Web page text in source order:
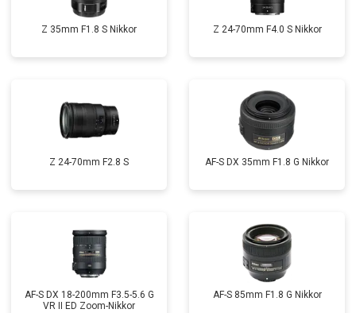
Z 35mm F1.8 S Nikkor Z 24-70mm F4.0 S Nikkor
Z 24-70mm F2.8 S AF-S DX 35mm F1.8 G Nikkor
AF-S DX 18-200mm F3.5-5.6 G
VR II ED Zoom-Nikkor
AF-S 85mm F1.8 G Nikkor